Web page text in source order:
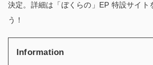
決定。詳細は「ぼくらの」EP 特設サイト
う！
Information